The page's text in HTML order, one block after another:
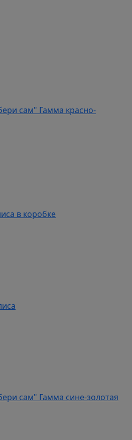
сам" Гамма красно-
в коробке
сам" Гамма сине-золотая